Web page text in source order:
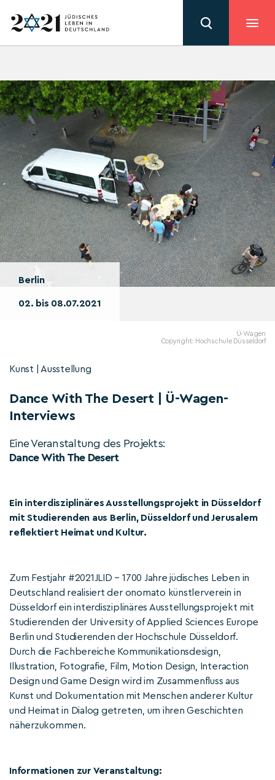
Berlin
02. bis 08.07.2021
Ü-Wagen
Copyright: Hochschule Düsseldorf
Kunst | Ausstellung
Dance With The Desert | Ü-Wagen-
Interviews
Eine Veranstaltung des Projekts:
Dance With The Desert
Ein interdisziplinäres Ausstellungsprojekt in Düsseldorf
mit Studierenden aus Berlin, Düsseldorf und Jerusalem
reflektiert Heimat und Kultur.
Zum Festjahr #2021JLID – 1700 Jahre jüdisches Leben in
Deutschland realisiert der onomato künstlerverein in
Düsseldorf ein interdisziplinäres Ausstellungsprojekt mit
Studierenden der University of Applied Sciences Europe
Berlin und Studierenden der Hochschule Düsseldorf.
Durch die Fachbereiche Kommunikationsdesign,
Illustration, Fotografie, Film, Motion Design, Interaction
Design und Game Design wird im Zusammenfluss aus
Kunst und Dokumentation mit Menschen anderer Kultur
und Heimat in Dialog getreten, um ihren Geschichten
näherzukommen.
Informationen zur Veranstaltung: